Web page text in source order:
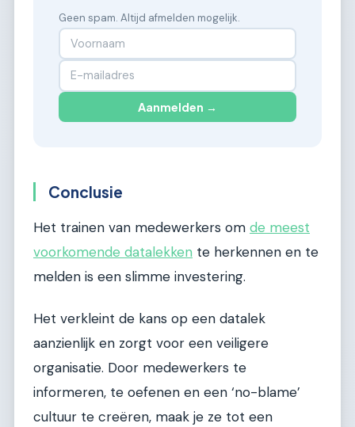
Geen spam. Altijd afmelden mogelijk.
Aanmelden →
Conclusie
Het trainen van medewerkers om de meest
voorkomende datalekken te herkennen en te
melden is een slimme investering.
Het verkleint de kans op een datalek
aanzienlijk en zorgt voor een veiligere
organisatie. Door medewerkers te
informeren, te oefenen en een ‘no-blame’
cultuur te creëren, maak je ze tot een